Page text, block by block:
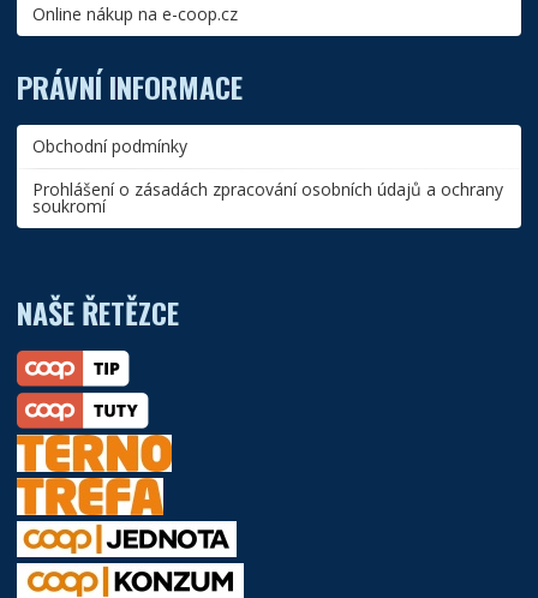
Online nákup na e-coop.cz
PRÁVNÍ INFORMACE
Obchodní podmínky
Prohlášení o zásadách zpracování osobních údajů a ochrany
soukromí
NAŠE ŘETĚZCE